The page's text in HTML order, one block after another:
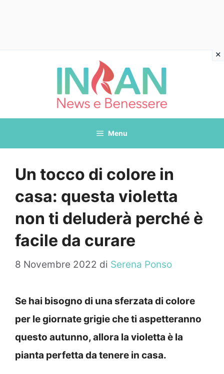
Menu
Un tocco di colore in
casa: questa violetta
non ti deluderà perché è
facile da curare
8 Novembre 2022 di Serena Ponso
Se hai bisogno di una sferzata di colore
per le giornate grigie che ti aspetteranno
questo autunno, allora la violetta è la
pianta perfetta da tenere in casa.